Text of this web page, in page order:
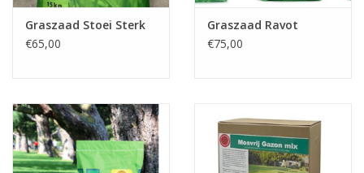
Graszaad Stoei Sterk
€65,00
Graszaad Ravot
€75,00